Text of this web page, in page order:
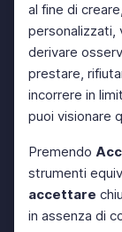
al fine di
personalizzati,
derivare
prestare,
incorrere in
puoi visionare
Premendo
strumenti
accettare
in assenza di